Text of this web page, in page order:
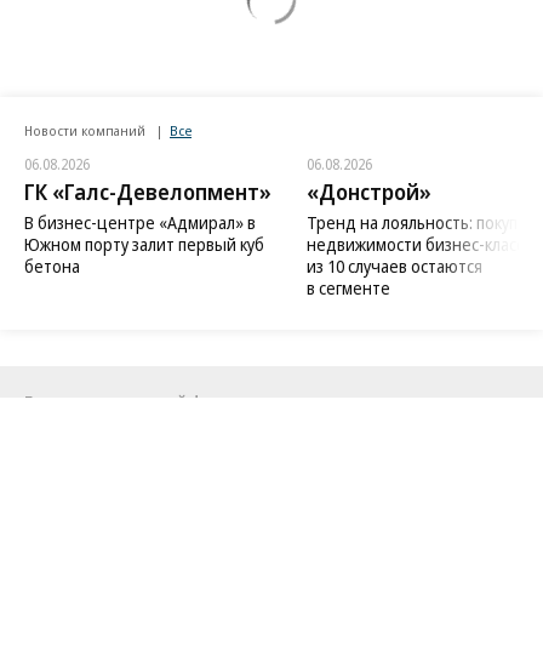
Новости компаний Все
06.08.2026
ГК «Галс-Девелопмент»
В бизнес-центре «Адмирал» в
Южном порту залит первый куб
бетона
06.08.2026
«Донстрой»
Тренд на лояльность:
недвижимости бизнес-класса
из 10 случаев остаются
в сегменте
Благотворительный фонд